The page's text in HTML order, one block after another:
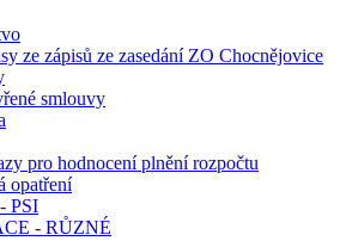
ze zápisů ze zasedání ZO Chocnějovice
smlouvy
pro hodnocení plnění rozpočtu
opatření
PSI
- RŮZNÉ